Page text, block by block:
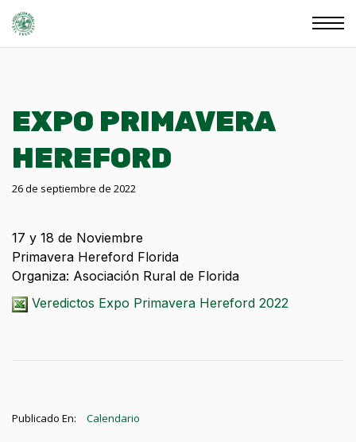
EXPO PRIMAVERA
HEREFORD
26 de septiembre de 2022
17 y 18 de Noviembre
Primavera Hereford Florida
Organiza: Asociación Rural de Florida
Veredictos Expo Primavera Hereford 2022
Publicado En: Calendario